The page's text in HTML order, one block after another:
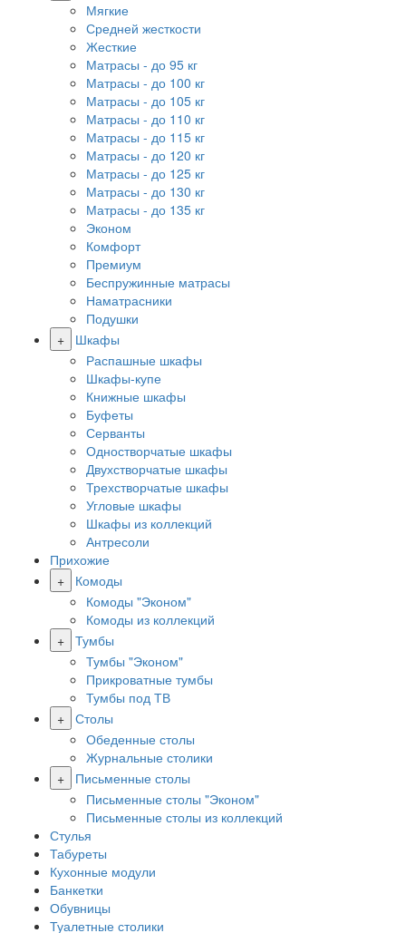
Мягкие
Средней жесткости
Жесткие
Матрасы - до 95 кг
Матрасы - до 100 кг
Матрасы - до 105 кг
Матрасы - до 110 кг
Матрасы - до 115 кг
Матрасы - до 120 кг
Матрасы - до 125 кг
Матрасы - до 130 кг
Матрасы - до 135 кг
Эконом
Комфорт
Премиум
Беспружинные матрасы
Наматрасники
Подушки
+
Шкафы
Распашные шкафы
Шкафы-купе
Книжные шкафы
Буфеты
Серванты
Одностворчатые шкафы
Двухстворчатые шкафы
Трехстворчатые шкафы
Угловые шкафы
Шкафы из коллекций
Антресоли
Прихожие
+
Комоды
Комоды "Эконом"
Комоды из коллекций
+ Тумбы
Тумбы "Эконом"
Прикроватные тумбы
Тумбы под ТВ
+ Столы
Обеденные столы
Журнальные столики
+
Письменные столы
Письменные столы "Эконом"
Письменные столы из коллекций
Стулья
Табуреты
Кухонные модули
Банкетки
Обувницы
Туалетные столики